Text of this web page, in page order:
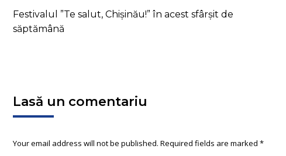
Festivalul ”Te salut, Chișinău!” în acest sfârșit de
săptămână
Lasă un comentariu
Your email address will not be published. Required fields are marked *